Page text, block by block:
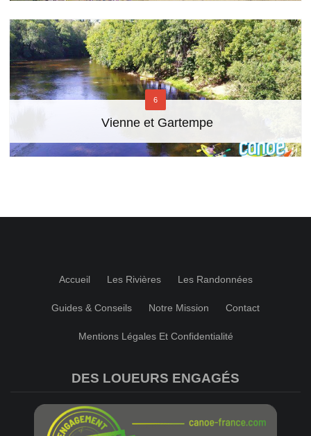
Vienne et Gartempe
6
Accueil Les Rivières Les Randonnées
Guides & Conseils Notre Mission Contact
Mentions Légales Et Confidentialité
DES LOUEURS ENGAGÉS